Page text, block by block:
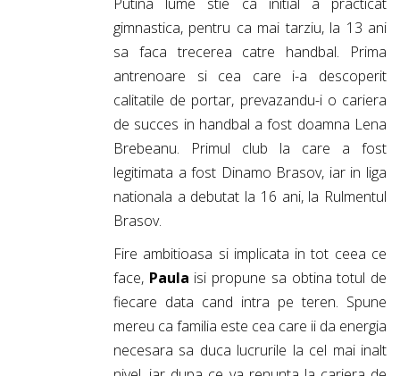
gimnastica, pentru ca mai tarziu, la 13 ani
sa faca trecerea catre handbal. Prima
antrenoare si cea care i-a descoperit
calitatile de portar, prevazandu-i o cariera
de succes in handbal a fost doamna Lena
Brebeanu. Primul club la care a fost
legitimata a fost Dinamo Brasov, iar in liga
nationala a debutat la 16 ani, la Rulmentul
Brasov.
Fire ambitioasa si implicata in tot ceea ce
face, Paula isi propune sa obtina totul de
fiecare data cand intra pe teren. Spune
mereu ca familia este cea care ii da energia
necesara sa duca lucrurile la cel mai inalt